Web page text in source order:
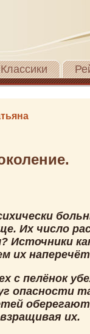
Классики
Их число
Источники
их
с пелёнок
опасности
их.